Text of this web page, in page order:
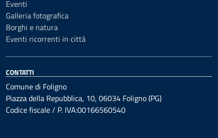
Eventi
Galleria fotografica
Borghi e natura
Eventi ricorrenti in città
CONTATTI
Comune di Foligno
Piazza della Repubblica, 10, 06034 Foligno (PG)
Codice fiscale / P. IVA:00166560540